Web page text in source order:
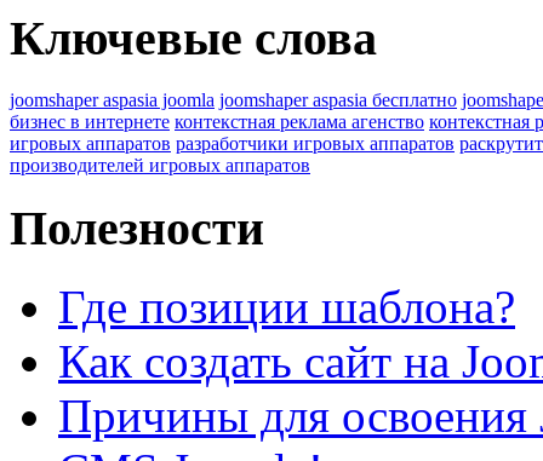
Ключевые слова
joomshaper aspasia joomla joomshaper aspasia бесплатно
бизнес в интернете контекстная реклама агенство контекстная
игровых аппаратов разработчики игровых аппаратов
производителей игровых аппаратов
Полезности
Где позиции шаблона?
Как создать сайт на
Причины для освоения